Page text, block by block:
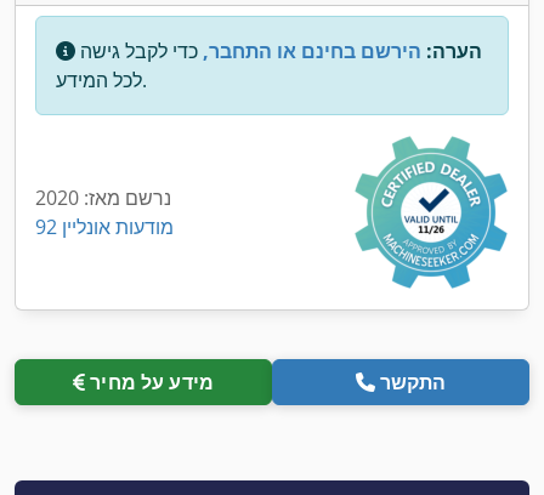
הערה: הירשם בחינם או התחבר, כדי לקבל גישה
לכל המידע.
נרשם מאז: 2020
92 מודעות אונליין
מידע על מחיר התקשר